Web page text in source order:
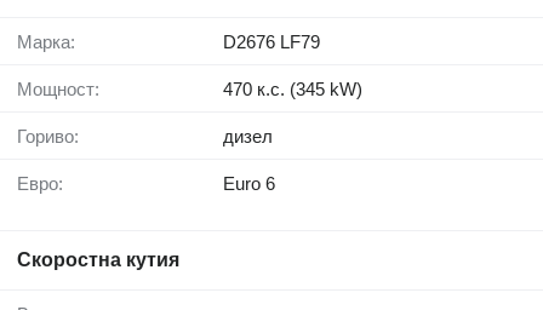
Марка: D2676 LF79
Мощност: 470 к.с. (345 kW)
Гориво: дизел
Евро: Euro 6
Скоростна кутия